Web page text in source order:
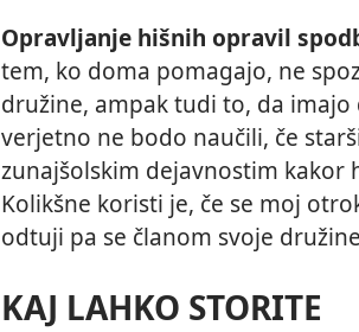
Opravljanje hišnih opravil
tem, ko doma pomagajo, ne
družine, ampak tudi to, da
verjetno ne bodo naučili, če
zunajšolskim dejavnostim kakor
Kolikšne koristi je, če se moj
odtuji pa se članom svoje
KAJ LAHKO STORITE